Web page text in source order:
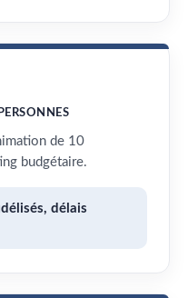
de 10
budgétaire.
délais